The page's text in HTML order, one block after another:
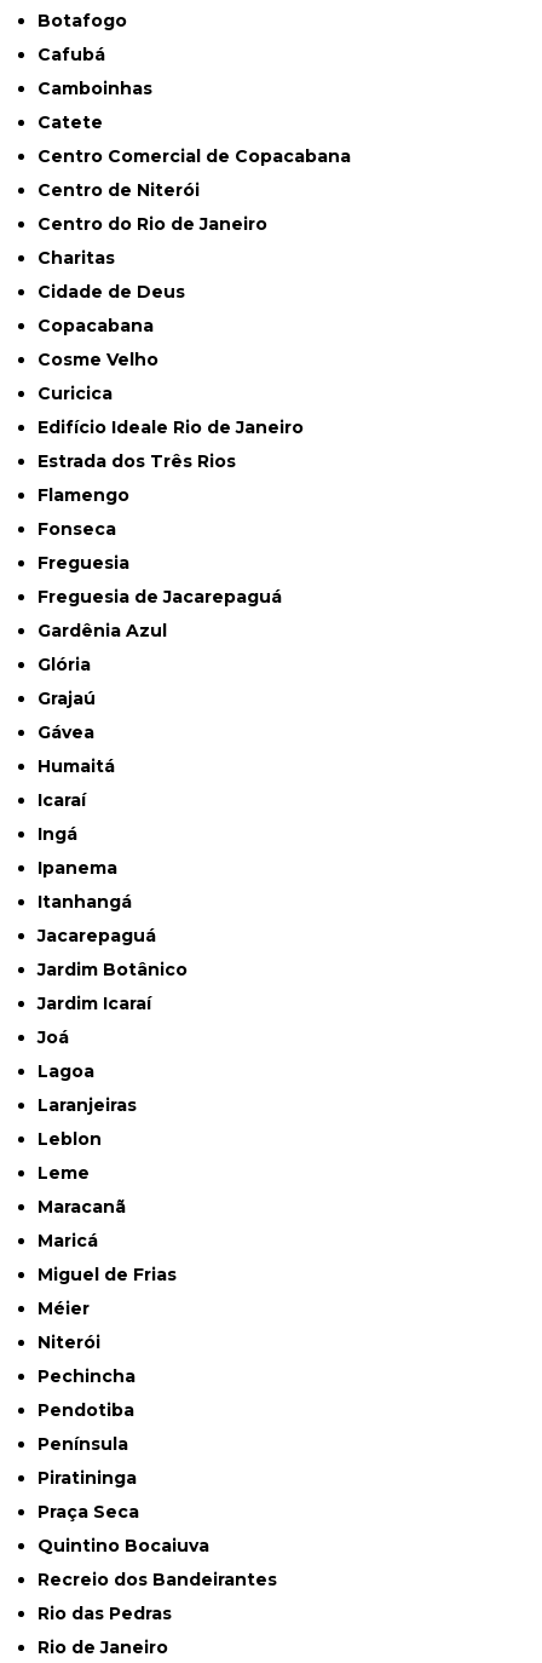
Botafogo
Cafubá
Camboinhas
Catete
Centro Comercial de Copacabana
Centro de Niterói
Centro do Rio de Janeiro
Charitas
Cidade de Deus
Copacabana
Cosme Velho
Curicica
Edifício Ideale Rio de Janeiro
Estrada dos Três Rios
Flamengo
Fonseca
Freguesia
Freguesia de Jacarepaguá
Gardênia Azul
Glória
Grajaú
Gávea
Humaitá
Icaraí
Ingá
Ipanema
Itanhangá
Jacarepaguá
Jardim Botânico
Jardim Icaraí
Joá
Lagoa
Laranjeiras
Leblon
Leme
Maracanã
Maricá
Miguel de Frias
Méier
Niterói
Pechincha
Pendotiba
Península
Piratininga
Praça Seca
Quintino Bocaiuva
Recreio dos Bandeirantes
Rio das Pedras
Rio de Janeiro